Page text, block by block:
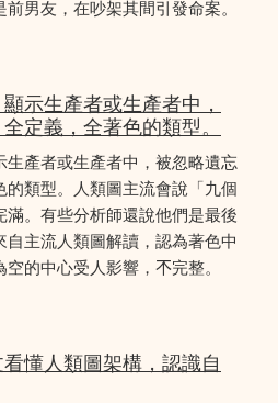
男友，在吵架其間引發命案。
示生產者或生產者中，
定義，全著色的類型。
生產者或生產者中，被忽略遺忘
類型。人類圖主流會說「九個
。有些分析師還說他們是最後
主流人類圖解讀，認為著色中
的中心受人影響，𣎴完整。
懂人類圖架構，認識自